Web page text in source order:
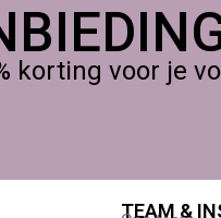
korting voor je
TEAM &